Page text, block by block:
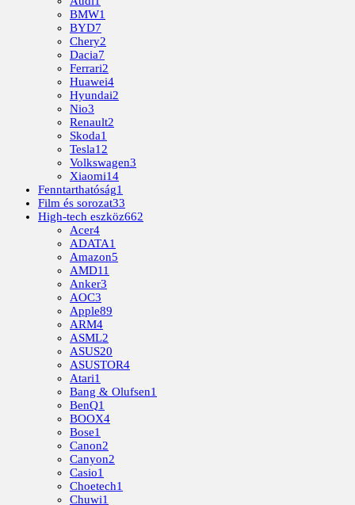
BMW1
BYD7
Chery2
Dacia7
Ferrari2
Huawei4
Hyundai2
Nio3
Renault2
Skoda1
Tesla12
Volkswagen3
Xiaomi14
Fenntarthatóság1
Film és sorozat33
High-tech eszköz662
Acer4
ADATA1
Amazon5
AMD11
Anker3
AOC3
Apple89
ARM4
ASML2
ASUS20
ASUSTOR4
Atari1
Bang & Olufsen1
BenQ1
BOOX4
Bose1
Canon2
Canyon2
Casio1
Choetech1
Chuwi1